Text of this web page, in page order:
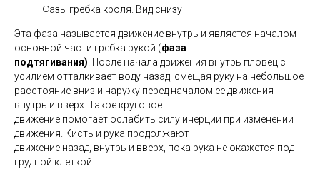
Фазы гребка кроля. Вид снизу
Эта фаза называется движение внутрь и является началом
основной части гребка рукой (фаза
подтягивания) . После начала движения внутрь пловец с
усилием отталкивает воду назад, смещая руку на небольшое
расстояние вниз и наружу перед началом ее движения
внутрь и вверх. Такое круговое
движение помогает ослабить силу инерции при изменении
движения. Кисть и рука продолжают
движение назад, внутрь и вверх, пока рука не окажется под
грудной клеткой.